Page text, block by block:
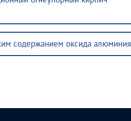
содержанием оксида алюминия